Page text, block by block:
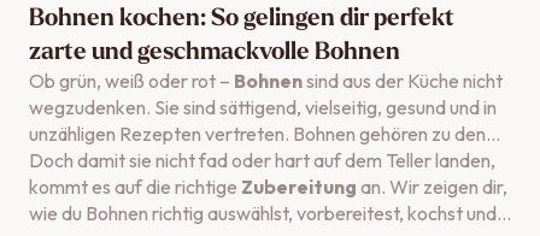
Bohnen kochen: So gelingen dir perfekt
zarte und geschmackvolle Bohnen
Ob grün, weiß oder rot – Bohnensind aus der Küche nicht
wegzudenken. Sie sind sättigend, vielseitig, gesund und in
unzähligen Rezepten vertreten. Bohnen gehören zu den
Hülsenfrüchten und zählen gleichzeitig zum Gemüse,
wobei es auf der Welt eine beeindruckende Vielfalt an
Sorten gibt.
Doch damit sie nicht fad oder hart auf dem Teller landen,
kommt es auf die richtige Zubereitung an. Wir zeigen dir,
wie du Bohnen richtig auswählst, vorbereitest, kochst und